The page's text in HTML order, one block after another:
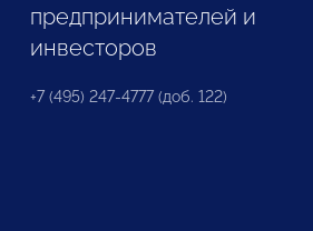
предпринимателей и
инвесторов
+7 (495) 247-4777 (доб. 122)